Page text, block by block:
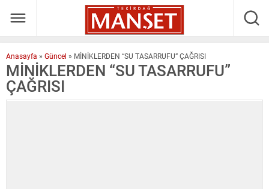
Anasayfa » Güncel » MİNİKLERDEN “SU TASARRUFU” ÇAĞRISI
MİNİKLERDEN “SU TASARRUFU”
ÇAĞRISI